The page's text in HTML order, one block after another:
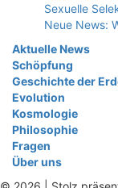
Sexuelle
Neue News:
Aktuelle News
Schöpfung
Geschichte der
Evolution
Kosmologie
Philosophie
Fragen
Über uns